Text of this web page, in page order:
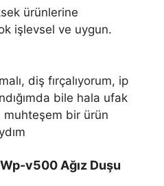
ürünlerine
işlevsel ve uygun.
diş fırçalıyorum, ip
bile hala ufak
muhteşem bir ürün
v500 Ağız Duşu